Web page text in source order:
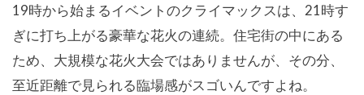
19時から始まるイベントのクライマックスは、21時す
ぎに打ち上がる豪華な花火の連続。住宅街の中にある
ため、大規模な花火大会ではありませんが、その分、
至近距離で見られる臨場感がスゴいんですよね。